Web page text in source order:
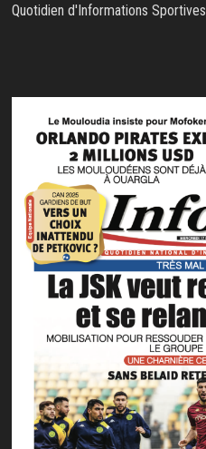
Quotidien d'Informations Sportives